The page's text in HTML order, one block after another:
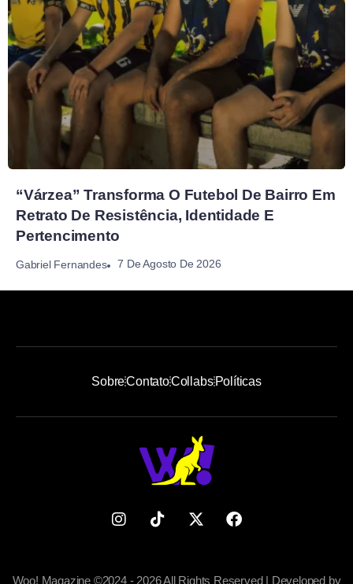
“Várzea” Transforma O Futebol De Bairro Em
Retrato De Resistência, Identidade E
Pertencimento
Gabriel Fernandes 7 De Agosto De 2026
SobreContatoCollabsPolíticas
Woo! Magazine ©2024 - 2026 All Rights Reserved | Developed by